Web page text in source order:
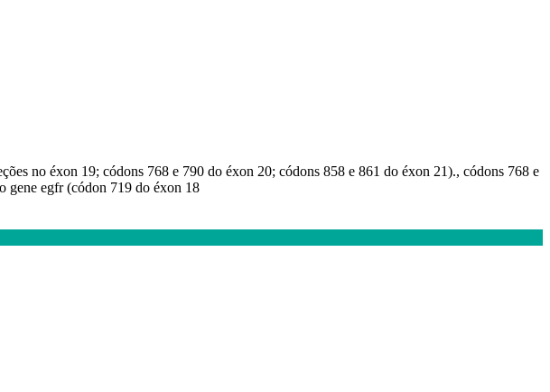
no éxon 19; códons 768 e 790 do éxon 20; códons 858 e 861 do éxon 21)., códons 768 e
gene egfr (códon 719 do éxon 18